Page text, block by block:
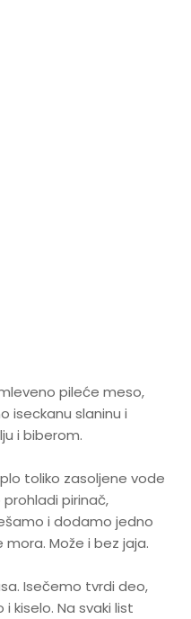
pileće meso,
iseckanu slaninu i
i biberom.
toliko zasoljene vode
pirinač,
i dodamo jedno
Može i bez jaja.
Isečemo tvrdi deo,
kiselo. Na svaki list